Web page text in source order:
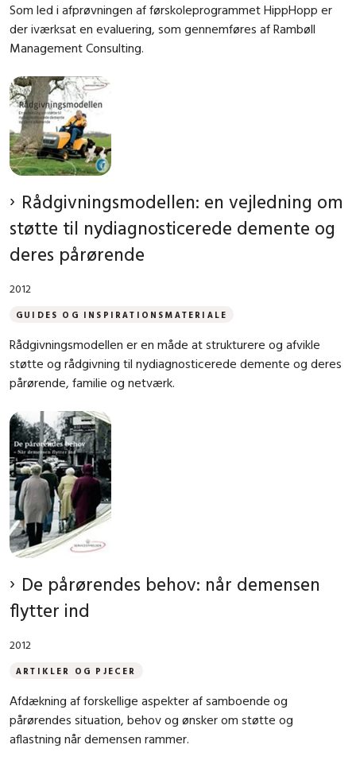
Som led i afprøvningen af førskoleprogrammet HippHopp er
der iværksat en evaluering, som gennemføres af Rambøll
Management Consulting.
Rådgivningsmodellen: en vejledning om
støtte til nydiagnosticerede demente og
deres pårørende
2012
GUIDES OG INSPIRATIONSMATERIALE
Rådgivningsmodellen er en måde at strukturere og afvikle
støtte og rådgivning til nydiagnosticerede demente og deres
pårørende, familie og netværk.
De pårørendes behov: når demensen
flytter ind
2012
ARTIKLER OG PJECER
Afdækning af forskellige aspekter af samboende og
pårørendes situation, behov og ønsker om støtte og
aflastning når demensen rammer.